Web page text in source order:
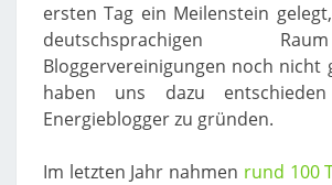
ersten Tag ein Meilenstein
deutschsprachigen
Bloggervereinigungen noch nicht
haben uns dazu
Energieblogger zu gründen.
Im letzten Jahr nahmen rund 100